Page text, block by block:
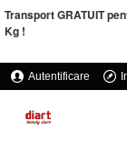
Transport GRATUIT
Kg !
Autentificare